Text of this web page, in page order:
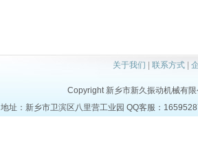
关于我们 | 联系方式|
Copyright 新乡市新久振动机械有
地址：新乡市卫滨区八里营工业园 QQ客服：